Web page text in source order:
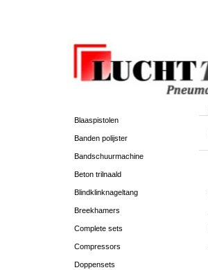
Blaaspistolen
Banden polijster
Bandschuurmachine
Beton trilnaald
Blindklinknageltang
Breekhamers
Complete sets
Compressors
Doppensets